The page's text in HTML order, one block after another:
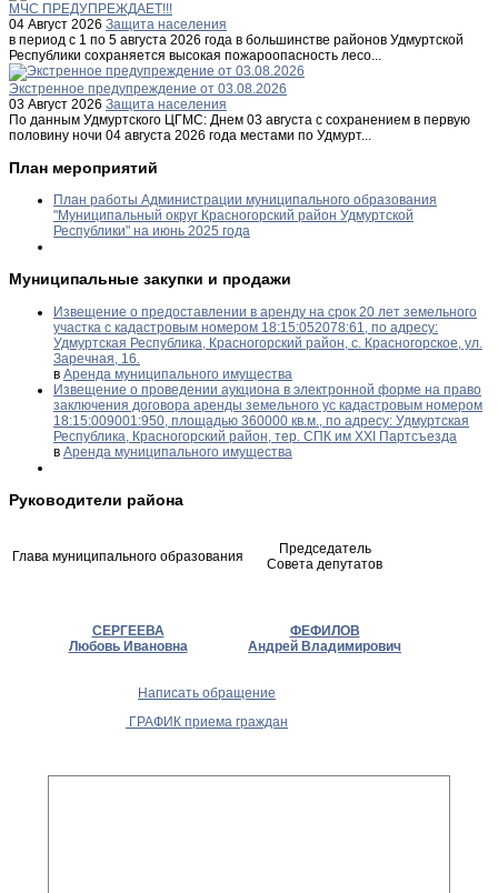
МЧС ПРЕДУПРЕЖДАЕТ!!!
04 Август 2026 Защита населения
в период с 1 по 5 августа 2026 года в большинстве районов Удмуртской
Республики сохраняется высокая пожароопасность лесо...
Экстренное предупреждение от 03.08.2026
03 Август 2026 Защита населения
По данным Удмуртского ЦГМС: Днем 03 августа с сохранением в первую
половину ночи 04 августа 2026 года местами по Удмурт...
План мероприятий
План работы Администрации муниципального образования
"Муниципальный округ Красногорский район Удмуртской
Республики" на июнь 2025 года
Муниципальные закупки и продажи
Извещение о предоставлении в аренду на срок 20 лет земельного
участка с кадастровым номером 18:15:052078:61, по адресу:
Удмуртская Республика, Красногорский район, с. Красногорское, ул.
Заречная, 16.
в Аренда муниципального имущества
Извещение о проведении аукциона в электронной форме на право
заключения договора аренды земельного ус кадастровым номером
18:15:009001:950, площадью 360000 кв.м., по адресу: Удмуртская
Республика, Красногорский район, тер. СПК им XXI Партсъезда
в Аренда муниципального имущества
Руководители района
Глава муниципального образования
Председатель
Совета депутатов
СЕРГЕЕВА
Любовь Ивановна
ФЕФИЛОВ
Андрей Владимирович
Написать обращение
ГРАФИК приема граждан